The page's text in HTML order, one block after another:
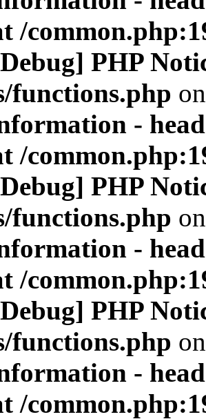
/
PHP
functions.php
-
/
PHP
functions.php
-
/
PHP
functions.php
-
/